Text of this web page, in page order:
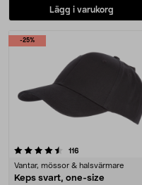
Lägg i varukorg
-25%
116
Vantar, mössor & halsvärmare
Keps svart, one-size
4.5 av 5 stjärnor